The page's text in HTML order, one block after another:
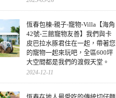
恆春包棟-親子-寵物-Villa【海角
42號-三館寵物友善】我們與卡
皮巴拉水豚君住在一起，帶著您
的寵物一起來玩吧，全區600坪
大空間都是我們的渡假天堂。
2024-12-11